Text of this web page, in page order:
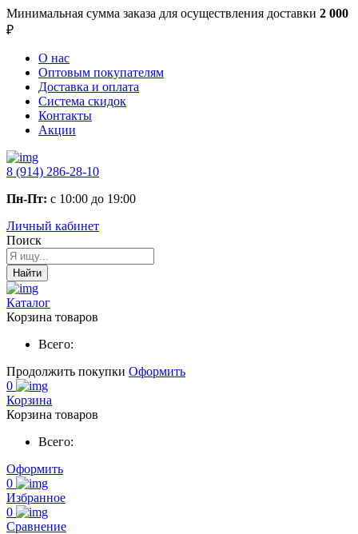
Минимальная сумма заказа для осуществления доставки 2 000
₽
О нас
Оптовым покупателям
Доставка и оплата
Система скидок
Контакты
Акции
8 (914) 286-28-10
Пн-Пт: с 10:00 до 19:00
Личный кабинет
Поиск
Найти
Каталог
Корзина товаров
Всего:
Продолжить покупки Оформить
0
Корзина
Корзина товаров
Всего:
Оформить
0
Избранное
0
Сравнение